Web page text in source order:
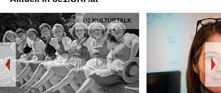
Ö1 KULTURTALK